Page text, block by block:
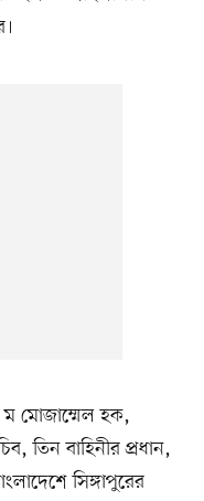
ম মোজাম্মেল হক,
তিন বাহিনীর প্রধান,
সিঙ্গাপুরের